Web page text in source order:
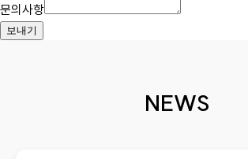
문의사항
보내기
NEWS